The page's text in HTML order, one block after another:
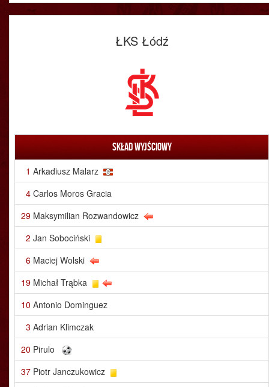
ŁKS Łódź
Skład wyjściowy
1 Arkadiusz Malarz
4 Carlos Moros Gracia
29 Maksymilian Rozwandowicz
2 Jan Sobociński
6 Maciej Wolski
19 Michał Trąbka
10 Antonio Dominguez
3 Adrian Klimczak
20 Pirulo
37 Piotr Janczukowicz